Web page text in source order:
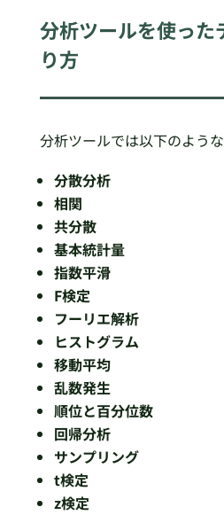
分析ツールを使った
り方
分析ツールでは以下のような
分散分析
相関
共分散
基本統計量
指数平滑
F検定
フーリエ解析
ヒストグラム
移動平均
乱数発生
順位と百分位数
回帰分析
サンプリング
t検定
z検定